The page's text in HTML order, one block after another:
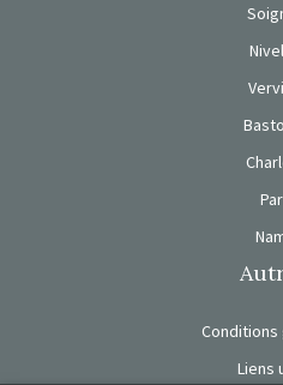
Liens